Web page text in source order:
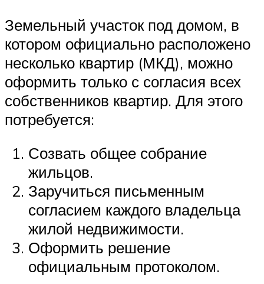
Земельный участок под домом, в
котором официально расположено
несколько квартир (МКД), можно
оформить только с согласия всех
собственников квартир. Для этого
потребуется:
Созвать общее собрание
жильцов.
Заручиться письменным
согласием каждого владельца
жилой недвижимости.
Оформить решение
официальным протоколом.